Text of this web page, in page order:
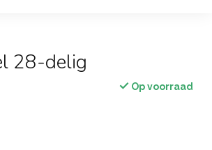
28-delig
Op voorraad